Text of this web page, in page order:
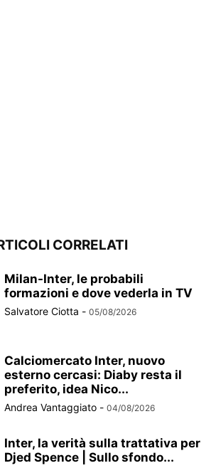
CORRELATI
Milan-Inter, le probabili
formazioni e dove vederla in TV
Salvatore Ciotta - 05/08/2026
Calciomercato Inter, nuovo
esterno cercasi: Diaby resta il
preferito, idea Nico...
Andrea Vantaggiato - 04/08/2026
Inter, la verità sulla trattativa per
Djed Spence | Sullo sfondo...